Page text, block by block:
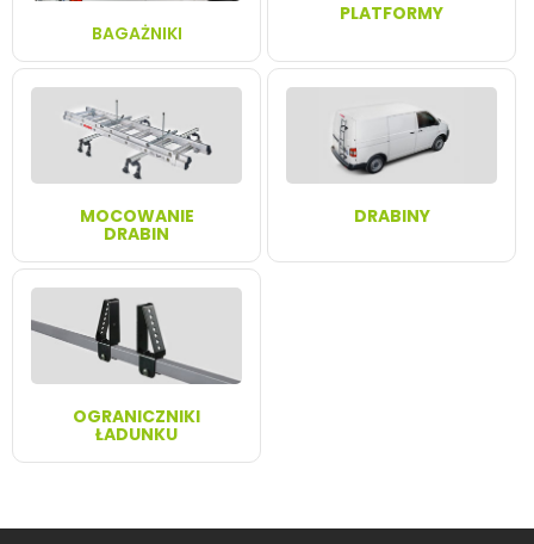
BAGAŻNIKI
PLATFORMY
MOCOWANIE
DRABIN
DRABINY
OGRANICZNIKI
ŁADUNKU